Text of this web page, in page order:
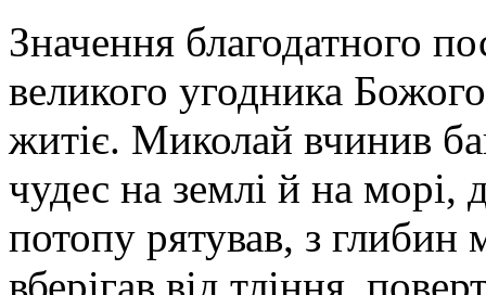
Значення благодатного
великого угодника
житіє. Миколай вчинив
чудес на землі й на морі,
потопу рятував, з
вберігав від тління,